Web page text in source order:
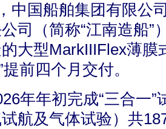
国船舶集团有限公
司（简称“江南造船”
大型MarkIIIFlex薄膜
前四个月交付。
年初完成“三合一”
航及气体试验）共